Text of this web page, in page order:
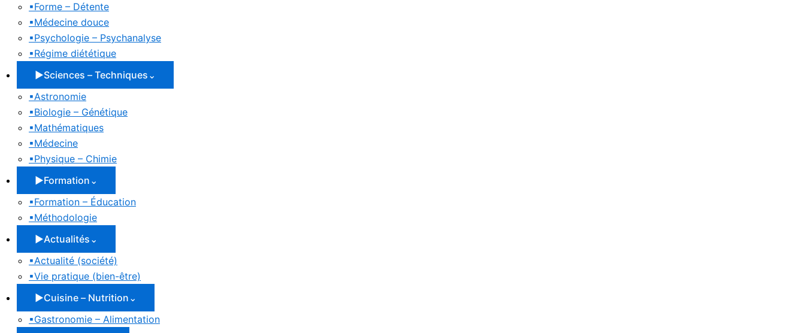
▪Forme – Détente
▪Médecine douce
▪Psychologie – Psychanalyse
▪Régime diététique
▶Sciences – Techniques ⌄
▪Astronomie
▪Biologie – Génétique
▪Mathématiques
▪Médecine
▪Physique – Chimie
▶Formation ⌄
▪Formation – Éducation
▪Méthodologie
▶Actualités ⌄
▪Actualité (société)
▪Vie pratique (bien-être)
▶Cuisine – Nutrition ⌄
▪Gastronomie – Alimentation